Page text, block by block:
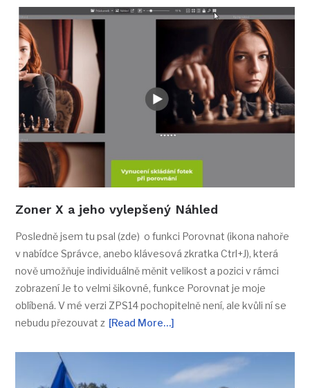
Zoner X a jeho vylepšený Náhled
Posledně jsem tu psal (zde) o funkci Porovnat (ikona nahoře
v nabídce Správce, anebo klávesová zkratka Ctrl+J), která
nově umožňuje individuálně měnit velikost a pozici v rámci
zobrazení Je to velmi šikovné, funkce Porovnat je moje
oblíbená. V mé verzi ZPS14 pochopitelně není, ale kvůli ní se
nebudu přezouvat z [Read More…]